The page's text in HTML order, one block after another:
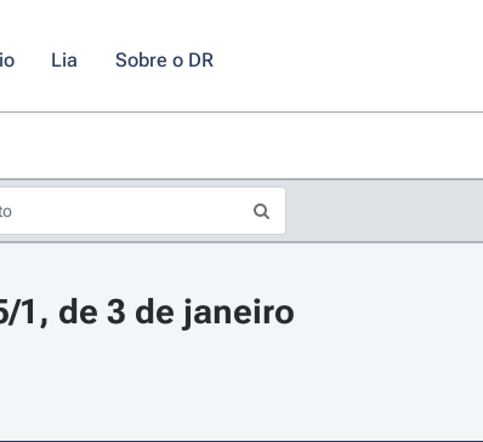
Lia Sobre o DR
1, de 3 de janeiro